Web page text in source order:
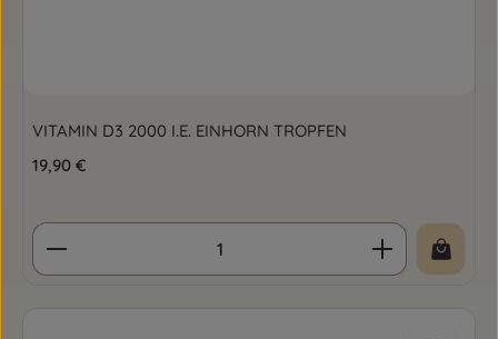
VITAMIN D3 2000 I.E. EINHORN TROPFEN
Regulärer Preis:
19,90 €
Produkt Anzahl: Gib den gewünschten Wert